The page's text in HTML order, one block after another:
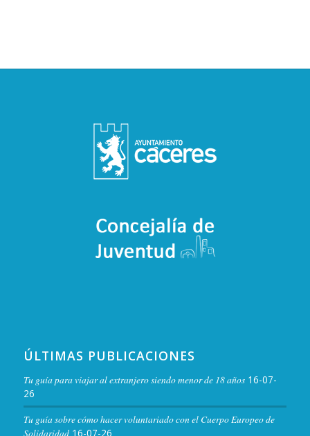
ÚLTIMAS PUBLICACIONES
Tu guía para viajar al extranjero siendo menor de 18 años 16-07-
26
Tu guía sobre cómo hacer voluntariado con el Cuerpo Europeo de
Solidaridad 16-07-26